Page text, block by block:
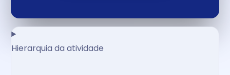
Hierarquia da atividade